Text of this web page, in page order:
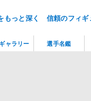
もっと深く 信頼のフィギ
ャラリー 選手名鑑